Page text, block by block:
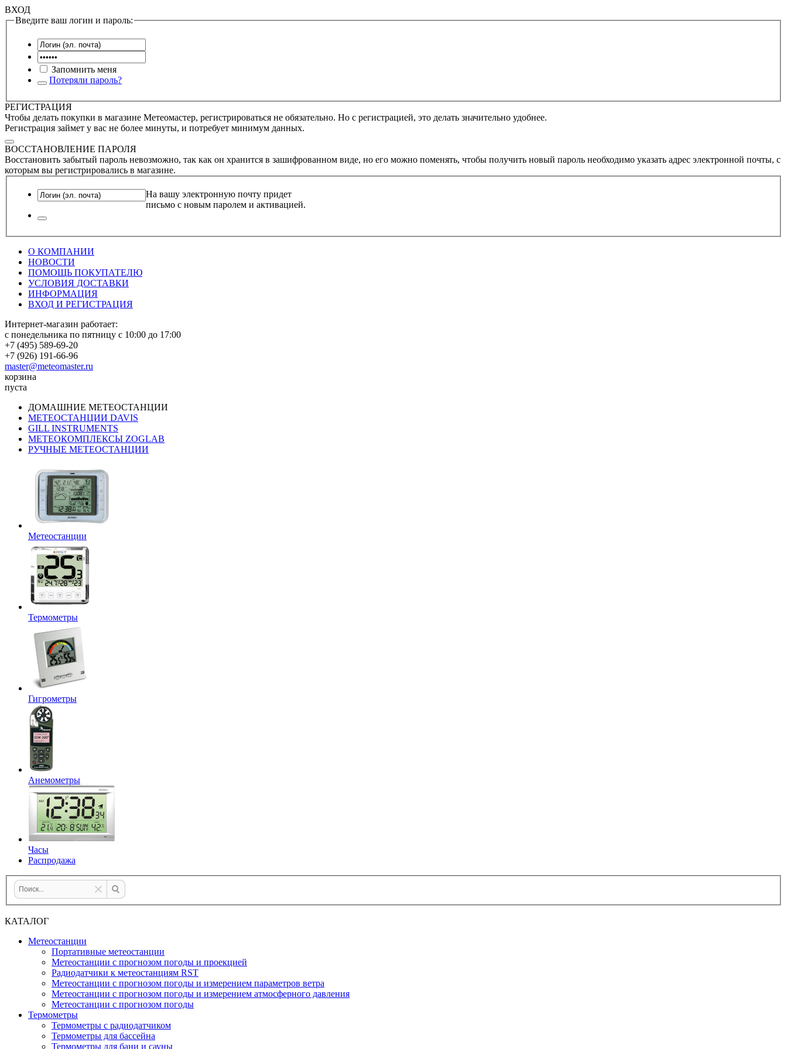
ВХОД
Введите ваш логин и пароль:
Запомнить меня
Потеряли пароль?
РЕГИСТРАЦИЯ
Чтобы делать покупки в магазине Метеомастер, регистрироваться не обязательно. Но с регистрацией, это делать значительно удобнее.
Регистрация займет у вас не более минуты, и потребует минимум данных.
ВОССТАНОВЛЕНИЕ ПАРОЛЯ
Восстановить забытый пароль невозможно, так как он хранится в зашифрованном виде, но его можно поменять, чтобы получить новый пароль необходимо указать адрес электронной почты, с
которым вы регистрировались в магазине.
На вашу электронную почту придет
письмо с новым паролем и активацией.
О КОМПАНИИ
НОВОСТИ
ПОМОЩЬ ПОКУПАТЕЛЮ
УСЛОВИЯ ДОСТАВКИ
ИНФОРМАЦИЯ
ВХОД И РЕГИСТРАЦИЯ
Интернет-магазин работает:
с понедельника по пятницу с 10:00 до 17:00
+7 (495) 589-69-20
+7 (926) 191-66-96
master@meteomaster.ru
корзина
пуста
ДОМАШНИЕ МЕТЕОСТАНЦИИ
МЕТЕОСТАНЦИИ DAVIS
GILL INSTRUMENTS
МЕТЕОКОМПЛЕКСЫ ZOGLAB
РУЧНЫЕ МЕТЕОСТАНЦИИ
Метеостанции
Термометры
Гигрометры
Анемометры
Часы
Распродажа
КАТАЛОГ
Метеостанции
Портативные метеостанции
Метеостанции с прогнозом погоды и проекцией
Радиодатчики к метеостанциям RST
Метеостанции с прогнозом погоды и измерением параметров ветра
Метеостанции с прогнозом погоды и измерением атмосферного давления
Метеостанции с прогнозом погоды
Термометры
Термометры с радиодатчиком
Термометры для бассейна
Термометры для бани и сауны